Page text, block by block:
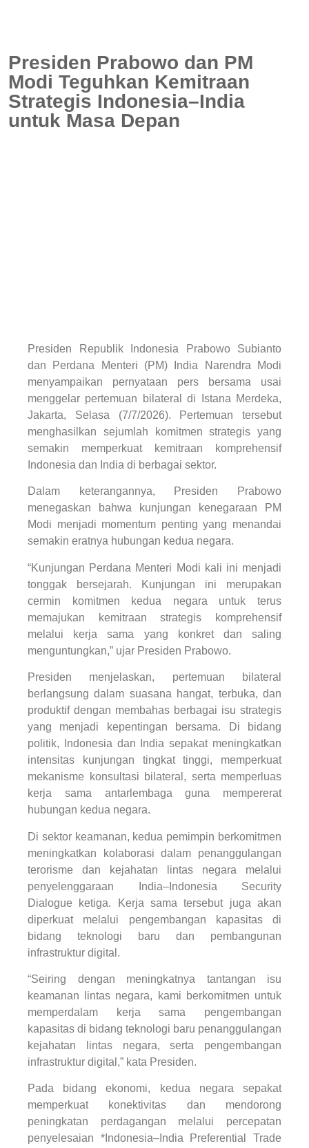
Presiden Prabowo dan PM
Modi Teguhkan Kemitraan
Strategis Indonesia–India
untuk Masa Depan
Presiden Republik Indonesia Prabowo Subianto
dan Perdana Menteri (PM) India Narendra Modi
menyampaikan pernyataan pers bersama usai
menggelar pertemuan bilateral di Istana Merdeka,
Jakarta, Selasa (7/7/2026). Pertemuan tersebut
menghasilkan sejumlah komitmen strategis yang
semakin memperkuat kemitraan komprehensif
Indonesia dan India di berbagai sektor.
Dalam keterangannya, Presiden Prabowo
menegaskan bahwa kunjungan kenegaraan PM
Modi menjadi momentum penting yang menandai
semakin eratnya hubungan kedua negara.
“Kunjungan Perdana Menteri Modi kali ini menjadi
tonggak bersejarah. Kunjungan ini merupakan
cermin komitmen kedua negara untuk terus
memajukan kemitraan strategis komprehensif
melalui kerja sama yang konkret dan saling
menguntungkan,” ujar Presiden Prabowo.
Presiden menjelaskan, pertemuan bilateral
berlangsung dalam suasana hangat, terbuka, dan
produktif dengan membahas berbagai isu strategis
yang menjadi kepentingan bersama. Di bidang
politik, Indonesia dan India sepakat meningkatkan
intensitas kunjungan tingkat tinggi, memperkuat
mekanisme konsultasi bilateral, serta memperluas
kerja sama antarlembaga guna mempererat
hubungan kedua negara.
Di sektor keamanan, kedua pemimpin berkomitmen
meningkatkan kolaborasi dalam penanggulangan
terorisme dan kejahatan lintas negara melalui
penyelenggaraan India–Indonesia Security
Dialogue ketiga. Kerja sama tersebut juga akan
diperkuat melalui pengembangan kapasitas di
bidang teknologi baru dan pembangunan
infrastruktur digital.
“Seiring dengan meningkatnya tantangan isu
keamanan lintas negara, kami berkomitmen untuk
memperdalam kerja sama pengembangan
kapasitas di bidang teknologi baru penanggulangan
kejahatan lintas negara, serta pengembangan
infrastruktur digital,” kata Presiden.
Pada bidang ekonomi, kedua negara sepakat
memperkuat konektivitas dan mendorong
peningkatan perdagangan melalui percepatan
penyelesaian *Indonesia–India Preferential Trade